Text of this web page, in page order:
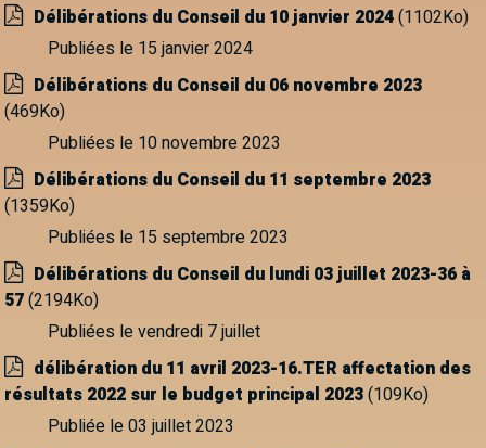
Délibérations du Conseil du 10 janvier 2024(1102Ko)
Publiées le 15 janvier 2024
Délibérations du Conseil du 06 novembre 2023
(469Ko)
Publiées le 10 novembre 2023
Délibérations du Conseil du 11 septembre 2023
(1359Ko)
Publiées le 15 septembre 2023
Délibérations du Conseil du lundi 03 juillet 2023-36 à
57(2194Ko)
Publiées le vendredi 7 juillet
délibération du 11 avril 2023-16.TER affectation des
résultats 2022 sur le budget principal 2023(109Ko)
Publiée le 03 juillet 2023